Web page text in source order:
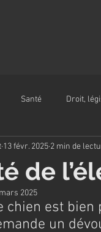
Santé Droit,
de
13 févr. 2025 2 min de
2025
chien est
un